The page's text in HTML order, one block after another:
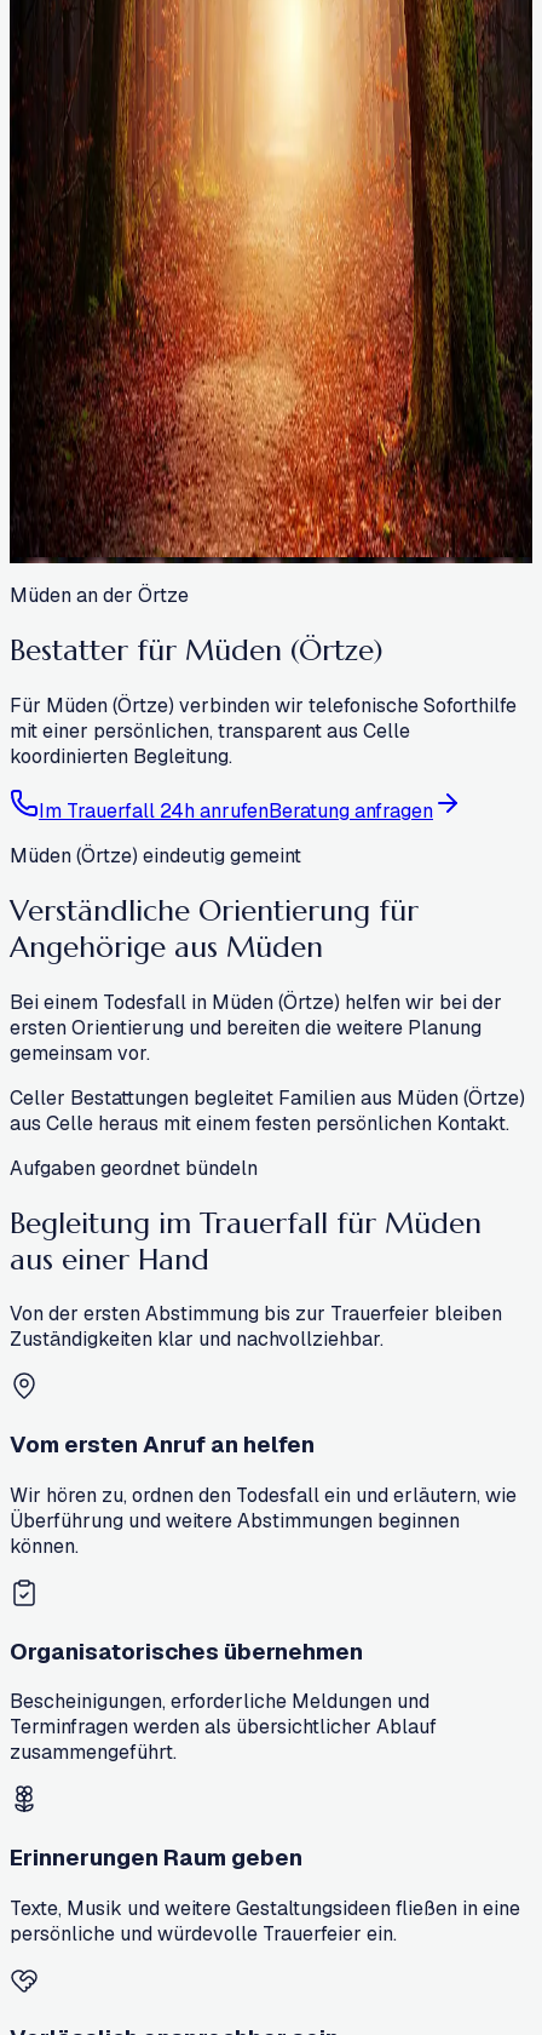
Müden an der Örtze
Bestatter für Müden (Örtze)
Für Müden (Örtze) verbinden wir telefonische Soforthilfe
mit einer persönlichen, transparent aus Celle
koordinierten Begleitung.
Im Trauerfall 24h anrufenBeratung anfragen
Müden (Örtze) eindeutig gemeint
Verständliche Orientierung für
Angehörige aus Müden
Bei einem Todesfall in Müden (Örtze) helfen wir bei der
ersten Orientierung und bereiten die weitere Planung
gemeinsam vor.
Celler Bestattungen begleitet Familien aus Müden (Örtze)
aus Celle heraus mit einem festen persönlichen Kontakt.
Aufgaben geordnet bündeln
Begleitung im Trauerfall für Müden
aus einer Hand
Von der ersten Abstimmung bis zur Trauerfeier bleiben
Zuständigkeiten klar und nachvollziehbar.
Vom ersten Anruf an helfen
Wir hören zu, ordnen den Todesfall ein und erläutern, wie
Überführung und weitere Abstimmungen beginnen
können.
Organisatorisches übernehmen
Bescheinigungen, erforderliche Meldungen und
Terminfragen werden als übersichtlicher Ablauf
zusammengeführt.
Erinnerungen Raum geben
Texte, Musik und weitere Gestaltungsideen fließen in eine
persönliche und würdevolle Trauerfeier ein.